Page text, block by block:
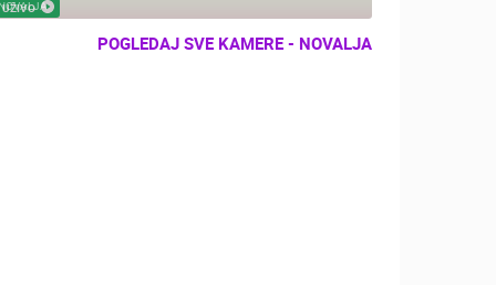
UŽIVO
POGLEDAJ SVE KAMERE - NOVALJA